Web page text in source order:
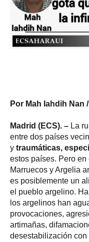
Por Mah Iahdih Nan
Madrid (ECS). – La
entre dos países
y traumáticas,
estos países. Pero
Marruecos y Argelia
es posiblemente un
el pueblo argelino.
los argelinos han
provocaciones,
artimañas,
desestabilización